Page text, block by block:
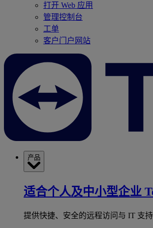
打开 Web 应用
管理控制台
工单
客户门户网站
产品
适合个人及中小型企业
提供快捷、安全的远程访问与 IT 支持